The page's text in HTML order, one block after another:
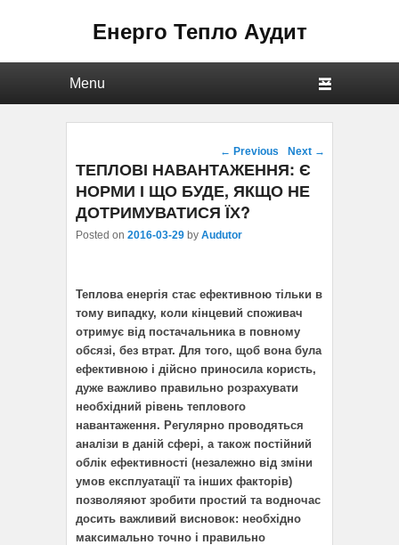
Енерго Тепло Аудит
Post navigation
← Previous Next →
ТЕПЛОВІ НАВАНТАЖЕННЯ: Є
НОРМИ І ЩО БУДЕ, ЯКЩО НЕ
ДОТРИМУВАТИСЯ ЇХ?
Posted on 2016-03-29 by Audutor
Теплова енергія стає ефективною тільки в
тому випадку, коли кінцевий споживач
отримує від постачальника в повному
обсязі, без втрат. Для того, щоб вона була
ефективною і дійсно приносила користь,
дуже важливо правильно розрахувати
необхідний рівень теплового
навантаження. Регулярно проводяться
аналізи в даній сфері, а також постійний
облік ефективності (незалежно від зміни
умов експлуатації та інших факторів)
позволяяют зробити простий та водночас
досить важливий висновок: необхідно
максимально точно і правильно